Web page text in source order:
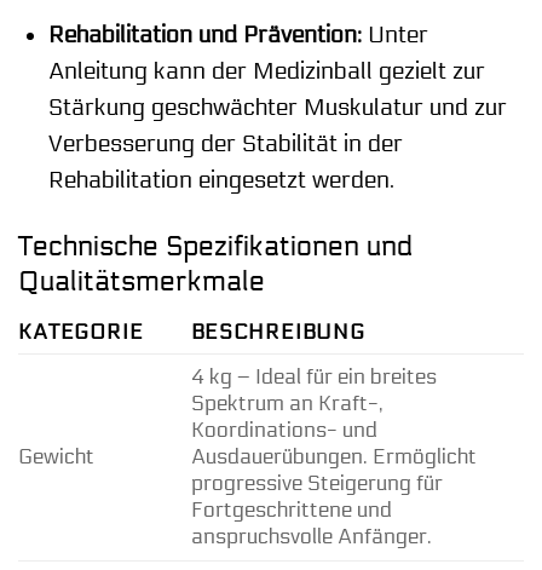
Rehabilitation und Prävention:Unter
Anleitung kann der Medizinball gezielt zur
Stärkung geschwächter Muskulatur und zur
Verbesserung der Stabilität in der
Rehabilitation eingesetzt werden.
Technische Spezifikationen und
Qualitätsmerkmale
KATEGORIE BESCHREIBUNG
Gewicht
4 kg – Ideal für ein breites
Spektrum an Kraft-,
Koordinations- und
Ausdauerübungen. Ermöglicht
progressive Steigerung für
Fortgeschrittene und
anspruchsvolle Anfänger.